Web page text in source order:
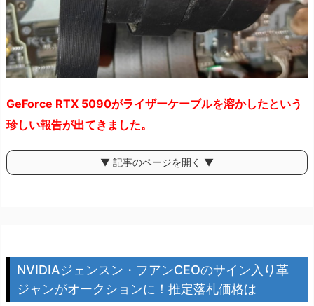
GeForce RTX 5090がライザーケーブルを溶かしたという
珍しい報告が出てきました。
▼ 記事のページを開く ▼
NVIDIAジェンスン・フアンCEOのサイン入り革
ジャンがオークションに！推定落札価格は